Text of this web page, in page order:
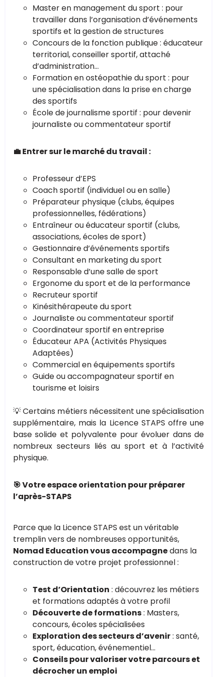
Master en management du sport : pour
travailler dans l’organisation d’événements
sportifs et la gestion de structures
Concours de la fonction publique : éducateur
territorial, conseiller sportif, attaché
d’administration…
Formation en ostéopathie du sport : pour
une spécialisation dans la prise en charge
des sportifs
École de journalisme sportif : pour devenir
journaliste ou commentateur sportif
💼 Entrer sur le marché du travail :
Professeur d’EPS
Coach sportif (individuel ou en salle)
Préparateur physique (clubs, équipes
professionnelles, fédérations)
Entraîneur ou éducateur sportif (clubs,
associations, écoles de sport)
Gestionnaire d’événements sportifs
Consultant en marketing du sport
Responsable d’une salle de sport
Ergonome du sport et de la performance
Recruteur sportif
Kinésithérapeute du sport
Journaliste ou commentateur sportif
Coordinateur sportif en entreprise
Éducateur APA (Activités Physiques
Adaptées)
Commercial en équipements sportifs
Guide ou accompagnateur sportif en
tourisme et loisirs
💡 Certains métiers nécessitent une spécialisation
supplémentaire, mais la Licence STAPS offre une
base solide et polyvalente pour évoluer dans de
nombreux secteurs liés au sport et à l’activité
physique.
🎯 Votre espace orientation pour préparer
l’après-STAPS
Parce que la Licence STAPS est un véritable
tremplin vers de nombreuses opportunités,
Nomad Education vous accompagnedans la
construction de votre projet professionnel :
Test d’Orientation : découvrez les métiers
et formations adaptés à votre profil
Découverte de formations: Masters,
concours, écoles spécialisées
Exploration des secteurs d’avenir: santé,
sport, éducation, événementiel…
Conseils pour valoriser votre parcours et
décrocher un emploi